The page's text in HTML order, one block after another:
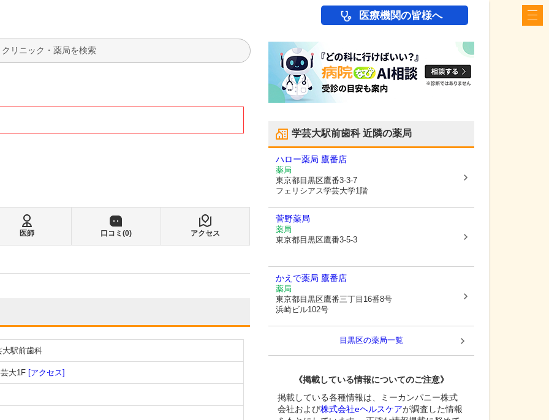
医療機関の皆様へ
検索
医師 口コミ(0) アクセス
大駅前歯科
大1F [アクセス]
学芸大駅前歯科近隣の薬局
ハロー薬局 鷹番店
薬局
東京都目黒区鷹番3-3-7
フェリシアス学芸大学1階
菅野薬局
薬局
東京都目黒区鷹番3-5-3
かえで薬局 鷹番店
薬局
東京都目黒区鷹番三丁目16番8号
浜崎ビル102号
目黒区の薬局一覧
《掲載している情報についてのご注意》
掲載している各種情報は、ミーカンパニー株式
会社および株式会社eヘルスケアが調査した情報